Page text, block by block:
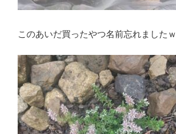
このあいだ買ったやつ名前忘れましたｗ